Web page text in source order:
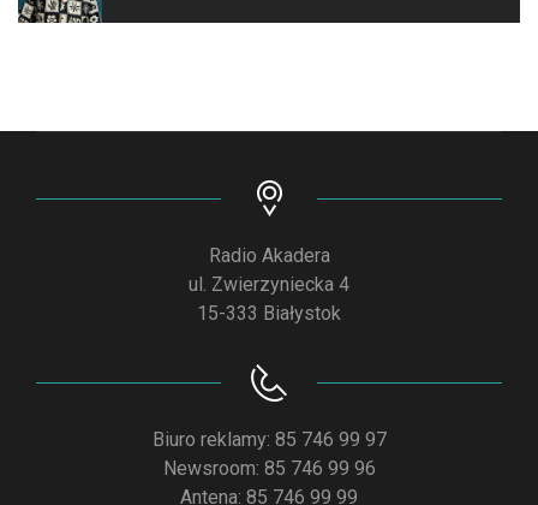
Radio Akadera
ul. Zwierzyniecka 4
15-333 Białystok
Biuro reklamy: 85 746 99 97
Newsroom: 85 746 99 96
Antena: 85 746 99 99